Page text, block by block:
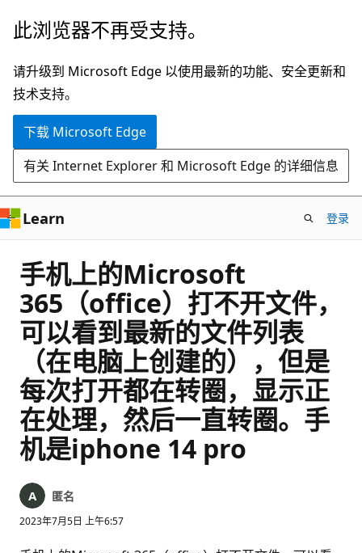
跳
主
要
内
此浏览器不再受支持。
请升级到 Microsoft Edge 以使用最新的功能、安全更新和
技术支持。
下载 Microsoft Edge
有关 Internet Explorer 和 Microsoft Edge 的详细信息
Learn 登录
手机上的Microsoft
365（office）打不开文件，
可以看到最新的文件列表
（在电脑上创建的），但是
每次打开都在转圈，显示正
在处理，然后一直转圈。手
机是iphone 14 pro
匿名
2023年7月5日 上午6:57